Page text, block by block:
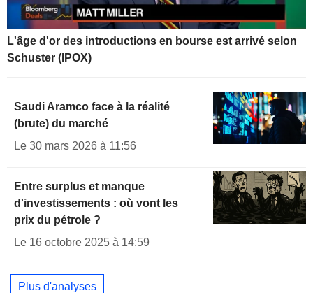
L'âge d'or des introductions en bourse est arrivé selon
Schuster (IPOX)
Saudi Aramco face à la réalité
(brute) du marché
Le 30 mars 2026 à 11:56
Entre surplus et manque
d'investissements : où vont les
prix du pétrole ?
Le 16 octobre 2025 à 14:59
Plus d'analyses